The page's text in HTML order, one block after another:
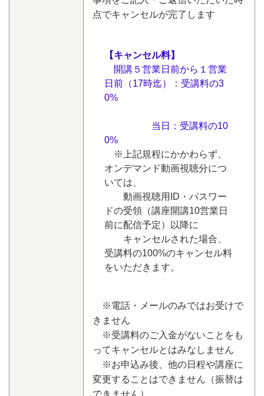
点でキャンセルが完了します
【キャンセル料】
開講５営業日前から１営業
日前（17時迄）：受講料の3
0%
当日：受講料の10
0%
※上記規程にかかわらず、
オンデマンド動画視聴分につ
いては、
動画視聴用ID・パスワー
ドの受領（講座開講10営業日
前に配信予定）以降に
キャンセルされた場合、
受講料の100%のキャンセル料
をいただきます。
※電話・メールのみではお受けで
きません
※受講料のご入金がないことをも
ってキャンセルとはみなしません
※お申込み後、他の日程や講座に
変更することはできません（振替は